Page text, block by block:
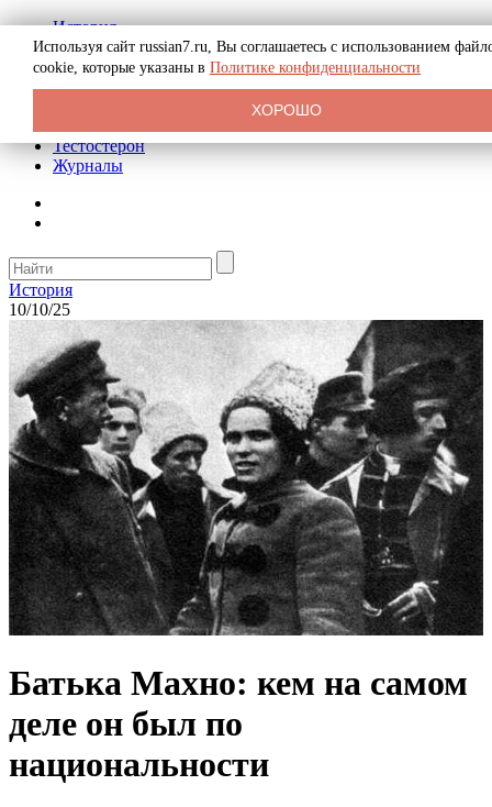
История
Биография
Криминал
Реклама на сайте
Тестостерон
Журналы
История
10/10/25
Батька Махно: кем на самом
деле он был по
национальности
Используя сайт russian7.ru, Вы соглашаетесь с использованием
cookie, которые указаны в Политике конфиденциальности
ХОРОШО